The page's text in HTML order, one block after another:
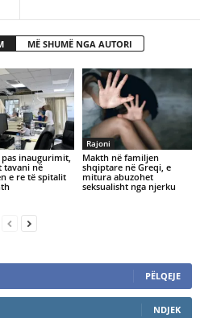
MË SHUMË NGA AUTORI
pas inaugurimit,
tavani në
e re të spitalit
Rajoni
Makth në familjen
shqiptare në Greqi, e
mitura abuzohet
seksualisht nga njerku
PËLQEJE
NDJEK